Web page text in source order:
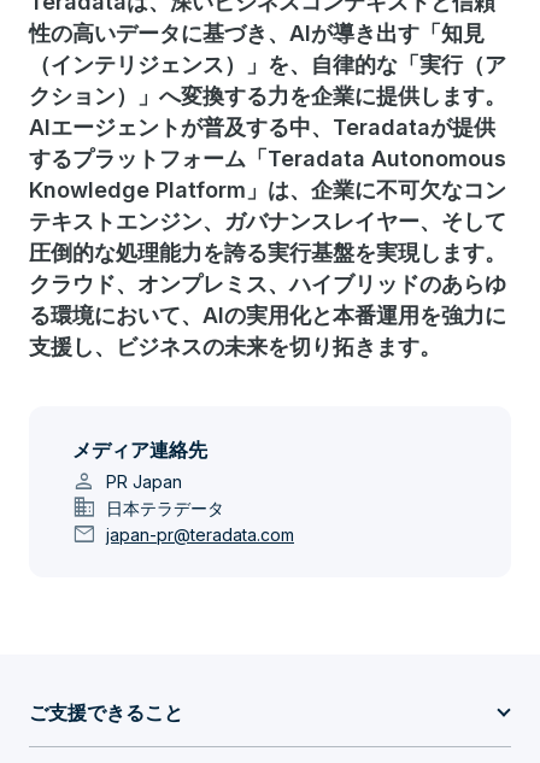
性の高いデータに基づき、AIが導き出す「知見
（インテリジェンス）」を、自律的な「実行（ア
クション）」へ変換する力を企業に提供します。
AIエージェントが普及する中、Teradataが提供
するプラットフォーム「Teradata Autonomous
Knowledge Platform」は、企業に不可欠なコン
テキストエンジン、ガバナンスレイヤー、そして
圧倒的な処理能力を誇る実行基盤を実現します。
クラウド、オンプレミス、ハイブリッドのあらゆ
る環境において、AIの実用化と本番運用を強力に
支援し、ビジネスの未来を切り拓きます。
メディア連絡先
person PR Japan
domain 日本テラデータ
mail japan-pr@teradata.com
ご支援できること